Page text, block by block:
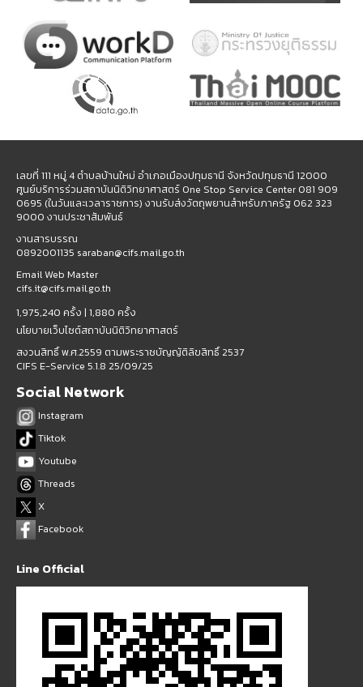
เลขที่ 111 หมู่ 4 ตำบลบ้านใหม่ อำเภอเมืองปทุมธานี จังหวัดปทุมธานี 12000
ศูนย์บริการร่วมสถาบันนิติวิทยาศาสตร์ One Stop Service Center 081 909
0695 (ในวันและเวลาราชการ) งานรับส่งวัตถุพยานสำหรับภาครัฐ 062 323
9000 งานประชาสัมพันธ์
งานสารบรรณ
0892001135 saraban@cifs.mail.go.th
Email Web Master
cifs.it@cifs.mail.go.th
1,975,240 ครั้ง | 1,880 ครั้ง
นโยบายเว็บไซต์สถาบันนิติวิทยาศาสตร์
สงวนสิทธิ์ พ.ศ.2559 ตามพระราชบัญญัติลิขสิทธิ์ 2537
CIFS E-Service 5.1.8 25/09/25
Social Network
Instagram
Tiktok
Youtube
Threads
X
Facebook
Line Official